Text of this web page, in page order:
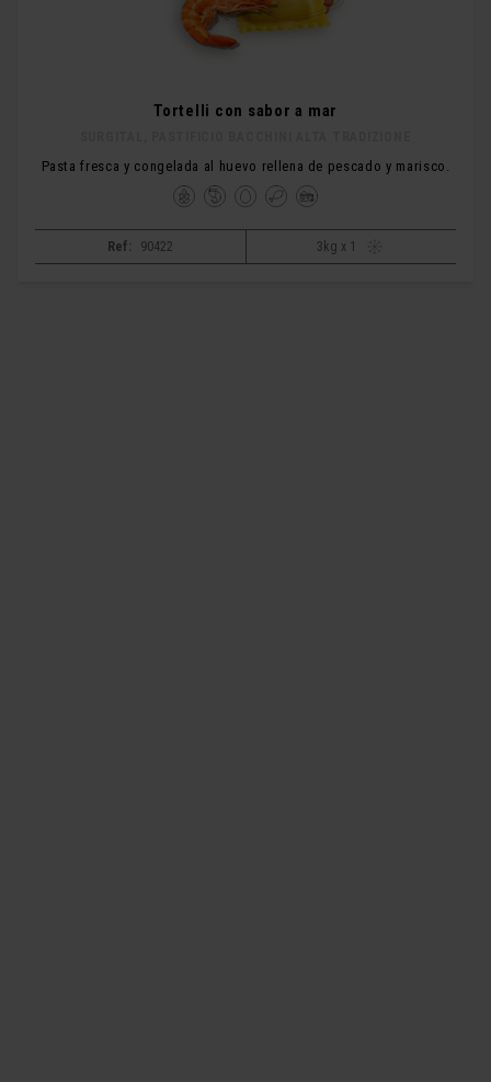
Tortelli con sabor a mar
Pasta fresca y congelada al huevo rellena de pescado y marisco.
Ref: 90422 3kg x 1